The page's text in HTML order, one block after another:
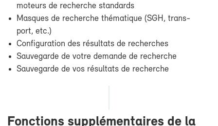
mo­teurs de re­cherche stan­dards
Masques de re­cherche thé­ma­tique (SGH, trans­
port, etc.)
Confi­gu­ra­tion des ré­sul­tats de re­cherches
Sau­ve­garde de votre de­mande de re­cherche
Sau­ve­garde de vos ré­sul­tats de re­cherche
Fonc­tions sup­plé­men­taires de la